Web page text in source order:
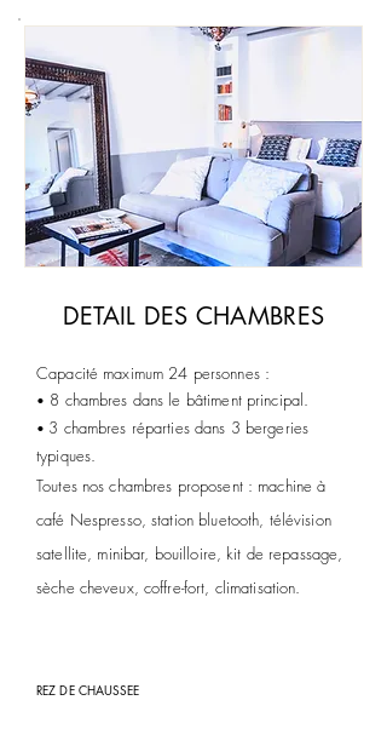
DETAIL DES CHAMBRES
Capacité maximum 24 personnes :
• 8 chambres dans le bâtiment principal.
• 3 chambres réparties dans 3 bergeries
typiques.
Toutes nos chambres proposent : machine à
café Nespresso, station bluetooth, télévision
satellite, minibar, bouilloire, kit de repassage,
sèche cheveux, coffre-fort, climatisation.
REZ DE CHAUSSEE